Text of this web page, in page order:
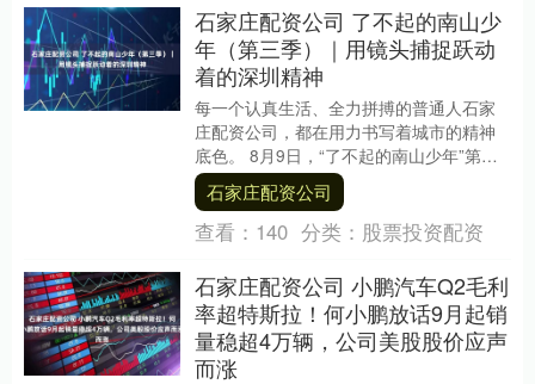
石家庄配资公司 了不起的南山少
年（第三季）｜用镜头捕捉跃动
着的深圳精神
每一个认真生活、全力拼搏的普通人石家
庄配资公司，都在用力书写着城市的精神
底色。 8月9日，“了不起的南山少年”第三
季“我的深圳故事”采风团开展第二日的拍
摄。在这....
石家庄配资公司
查看： 140 分类： 股票投资配资
石家庄配资公司 小鹏汽车Q2毛利
率超特斯拉！何小鹏放话9月起销
量稳超4万辆，公司美股股价应声
而涨